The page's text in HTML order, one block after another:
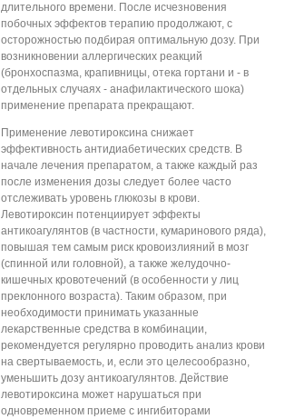
длительного времени. После исчезновения
побочных эффектов терапию продолжают, с
осторожностью подбирая оптимальную дозу. При
возникновении аллергических реакций
(бронхоспазма, крапивницы, отека гортани и - в
отдельных случаях - анафилактического шока)
применение препарата прекращают.
Применение левотироксина снижает
эффективность антидиабетических средств. В
начале лечения препаратом, а также каждый раз
после изменения дозы следует более часто
отслеживать уровень глюкозы в крови.
Левотироксин потенциирует эффекты
антикоагулянтов (в частности, кумаринового ряда),
повышая тем самым риск кровоизлияний в мозг
(спинной или головной), а также желудочно-
кишечных кровотечений (в особенности у лиц
преклонного возраста). Таким образом, при
необходимости принимать указанные
лекарственные средства в комбинации,
рекомендуется регулярно проводить анализ крови
на свертываемость, и, если это целесообразно,
уменьшить дозу антикоагулянтов. Действие
левотироксина может нарушаться при
одновременном приеме с ингибиторами